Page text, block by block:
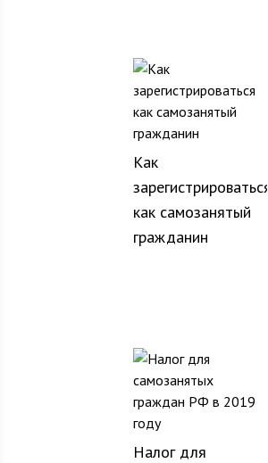
Как
зарегистрироваться
как самозанятый
гражданин
Налог для